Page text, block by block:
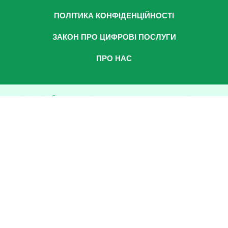
ПОЛІТИКА КОНФІДЕНЦІЙНОСТІ
ЗАКОН ПРО ЦИФРОВІ ПОСЛУГИ
ПРО НАС